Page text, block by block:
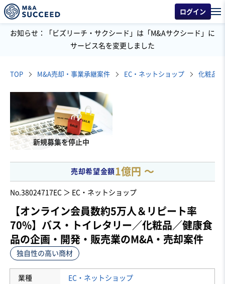
ログイン
お知らせ：「ビズリーチ・サクシード」は「M&Aサクシード」に
サービス名を変更しました
TOP M&A売却・事業承継案件 EC・ネットショップ 化粧品
新規募集を停止中
売却希望金額1億円 〜
No.38024717EC ＞ EC・ネットショップ
【オンライン会員数約5万人＆リピート率
70%】バス・トイレタリー／化粧品／健康食
品の企画・開発・販売業のM&A・売却案件
独自性の高い商材
業種
EC・ネットショップ